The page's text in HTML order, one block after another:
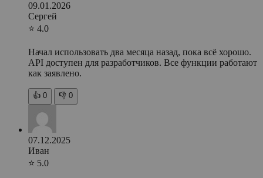
09.01.2026
Сергей
⭐ 4.0
Начал использовать два месяца назад, пока всё хорошо.
API доступен для разработчиков. Все функции работают
как заявлено.
👍 0 👎 0
07.12.2025
Иван
⭐ 5.0